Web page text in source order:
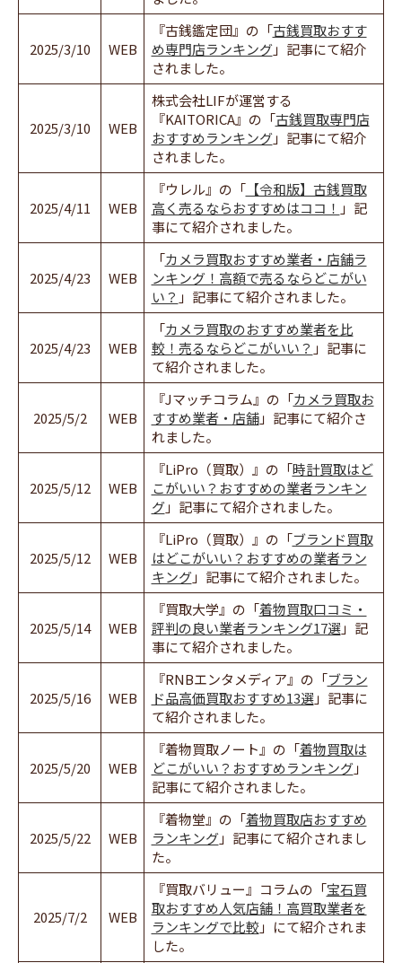
2025/3/10 WEB
『古銭鑑定団』の「古銭買取おすす
め専門店ランキング」記事にて紹介
されました。
2025/3/10 WEB
株式会社LIFが運営する
『KAITORICA』の「古銭買取専門店
おすすめランキング」記事にて紹介
されました。
2025/4/11 WEB
『ウレル』の「【令和版】古銭買取
高く売るならおすすめはココ！ 」記
事にて紹介されました。
2025/4/23 WEB
「カメラ買取おすすめ業者・店舗ラ
ンキング！高額で売るならどこがい
い？ 」記事にて紹介されました。
2025/4/23 WEB
「カメラ買取のおすすめ業者を比
較！売るならどこがいい？ 」記事に
て紹介されました。
2025/5/2 WEB
『Jマッチコラム』の「カメラ買取お
すすめ業者・店舗」記事にて紹介さ
れました。
2025/5/12 WEB
『LiPro（買取）』の「時計買取はど
こがいい？おすすめの業者ランキン
グ」記事にて紹介されました。
2025/5/12 WEB
『LiPro（買取）』の「ブランド買取
はどこがいい？おすすめの業者ラン
キング」記事にて紹介されました。
2025/5/14 WEB
『買取大学』の「着物買取口コミ・
評判の良い業者ランキング17選」記
事にて紹介されました。
2025/5/16 WEB
『RNBエンタメディア』の「ブラン
ド品高価買取おすすめ13選」記事に
て紹介されました。
2025/5/20 WEB
『着物買取ノート』の「着物買取は
どこがいい？おすすめランキング」
記事にて紹介されました。
2025/5/22 WEB
『着物堂』の「着物買取店おすすめ
ランキング」記事にて紹介されまし
た。
2025/7/2 WEB
『買取バリュー』コラムの「宝石買
取おすすめ人気店舗！高買取業者を
ランキングで比較」にて紹介されま
した。